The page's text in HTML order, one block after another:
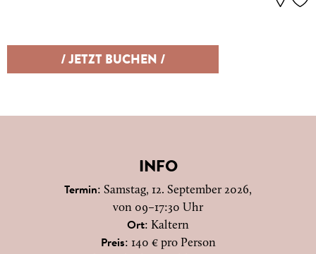
/ JETZT BUCHEN /
INFO
Termin: Samstag, 12. September 2026,
von 09–17:30 Uhr
Ort: Kaltern
Preis: 140 € pro Person